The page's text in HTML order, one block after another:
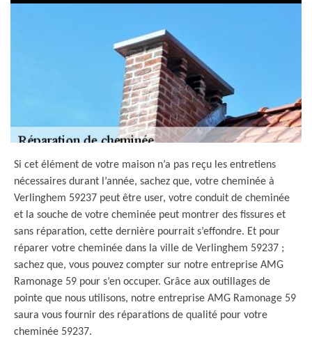
Si cet élément de votre maison n’a pas reçu les entretiens
nécessaires durant l’année, sachez que, votre cheminée à
Verlinghem 59237 peut être user, votre conduit de cheminée
et la souche de votre cheminée peut montrer des fissures et
sans réparation, cette dernière pourrait s’effondre. Et pour
réparer votre cheminée dans la ville de Verlinghem 59237 ;
sachez que, vous pouvez compter sur notre entreprise AMG
Ramonage 59 pour s’en occuper. Grâce aux outillages de
pointe que nous utilisons, notre entreprise AMG Ramonage 59
saura vous fournir des réparations de qualité pour votre
cheminée 59237.